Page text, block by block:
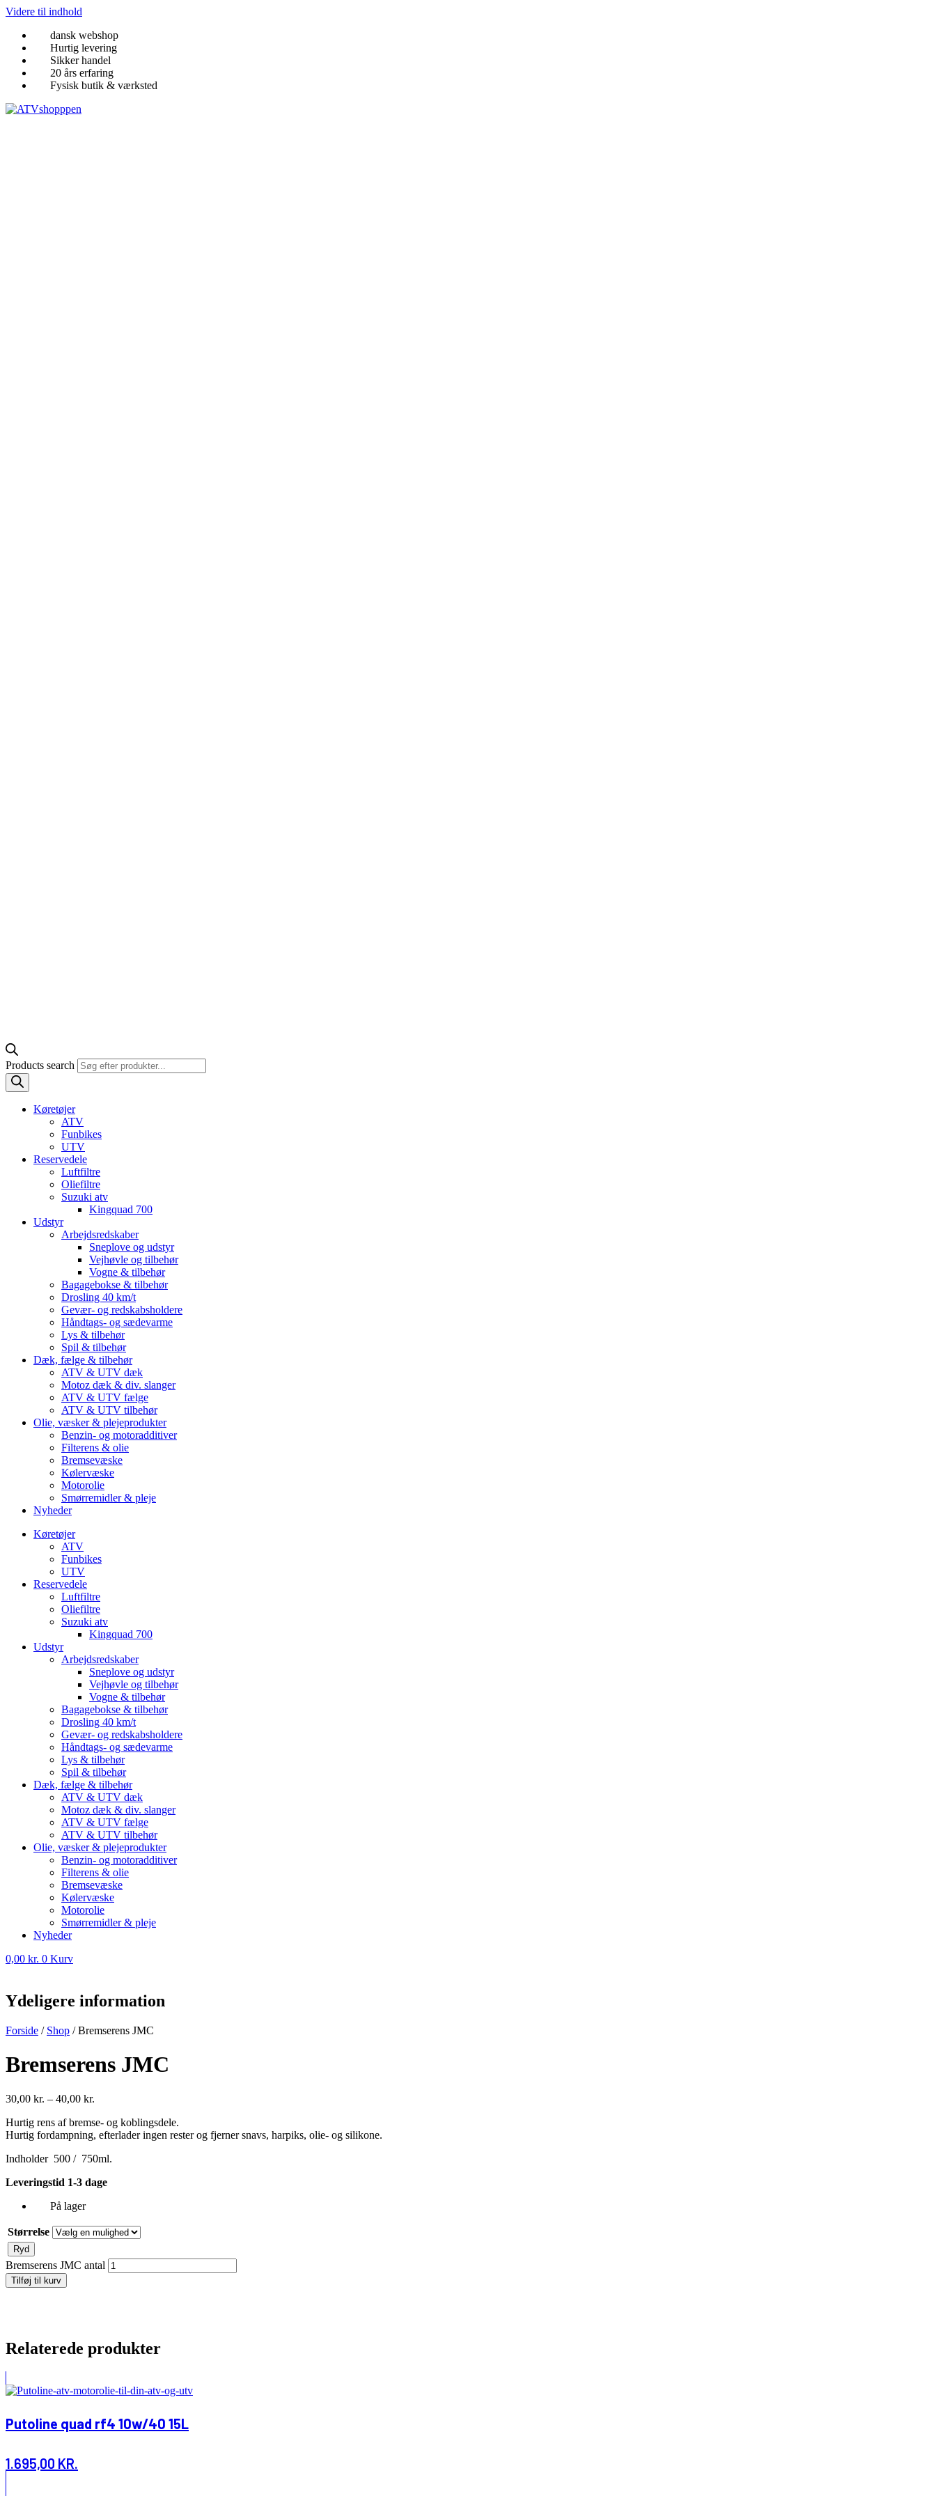
Videre til indhold
dansk webshop
Hurtig levering
Sikker handel
20 års erfaring
Fysisk butik & værksted
Products search
Køretøjer
ATV
Funbikes
UTV
Reservedele
Luftfiltre
Oliefiltre
Suzuki atv
Kingquad 700
Udstyr
Arbejdsredskaber
Sneplove og udstyr
Vejhøvle og tilbehør
Vogne & tilbehør
Bagagebokse & tilbehør
Drosling 40 km/t
Gevær- og redskabsholdere
Håndtags- og sædevarme
Lys & tilbehør
Spil & tilbehør
Dæk, fælge & tilbehør
ATV & UTV dæk
Motoz dæk & div. slanger
ATV & UTV fælge
ATV & UTV tilbehør
Olie, væsker & plejeprodukter
Benzin- og motoradditiver
Filterens & olie
Bremsevæske
Kølervæske
Motorolie
Smørremidler & pleje
Nyheder
Køretøjer
ATV
Funbikes
UTV
Reservedele
Luftfiltre
Oliefiltre
Suzuki atv
Kingquad 700
Udstyr
Arbejdsredskaber
Sneplove og udstyr
Vejhøvle og tilbehør
Vogne & tilbehør
Bagagebokse & tilbehør
Drosling 40 km/t
Gevær- og redskabsholdere
Håndtags- og sædevarme
Lys & tilbehør
Spil & tilbehør
Dæk, fælge & tilbehør
ATV & UTV dæk
Motoz dæk & div. slanger
ATV & UTV fælge
ATV & UTV tilbehør
Olie, væsker & plejeprodukter
Benzin- og motoradditiver
Filterens & olie
Bremsevæske
Kølervæske
Motorolie
Smørremidler & pleje
Nyheder
0,00 kr. 0 Kurv
Ydeligere information
Forside / Shop /Bremserens JMC
Bremserens JMC
30,00 kr. – 40,00 kr.
Hurtig rens af bremse- og koblingsdele.
Hurtig fordampning, efterlader ingen rester og fjerner snavs, harpiks, olie- og silikone.
Indholder 500 / 750ml.
Leveringstid 1-3 dage
På lager
Størrelse
Ryd
Bremserens JMC antal
Tilføj til kurv
Relaterede produkter
Putoline quad rf4 10w/40 15L
1.695,00 KR.